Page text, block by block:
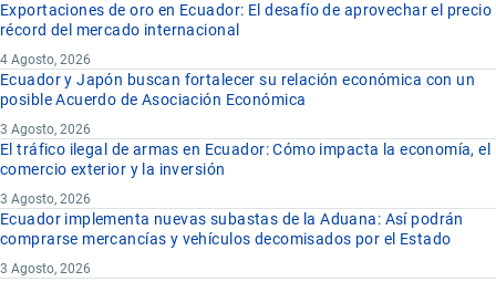
Exportaciones de oro en Ecuador: El desafío de aprovechar el precio
récord del mercado internacional
4 Agosto, 2026
Ecuador y Japón buscan fortalecer su relación económica con un
posible Acuerdo de Asociación Económica
3 Agosto, 2026
El tráfico ilegal de armas en Ecuador: Cómo impacta la economía, el
comercio exterior y la inversión
3 Agosto, 2026
Ecuador implementa nuevas subastas de la Aduana: Así podrán
comprarse mercancías y vehículos decomisados por el Estado
3 Agosto, 2026